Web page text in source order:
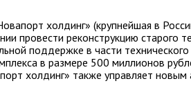
холдинг» (крупнейшая в
провести реконструкцию старого
поддержке в части
в размере 500 миллионов
холдинг» также управляет